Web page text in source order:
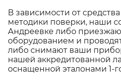
В зависимости от
методики поверки, наши
Андреевке либо
оборудованием и
либо снимают ваши
нашей аккредитованной
оснащенной эталонами 1-